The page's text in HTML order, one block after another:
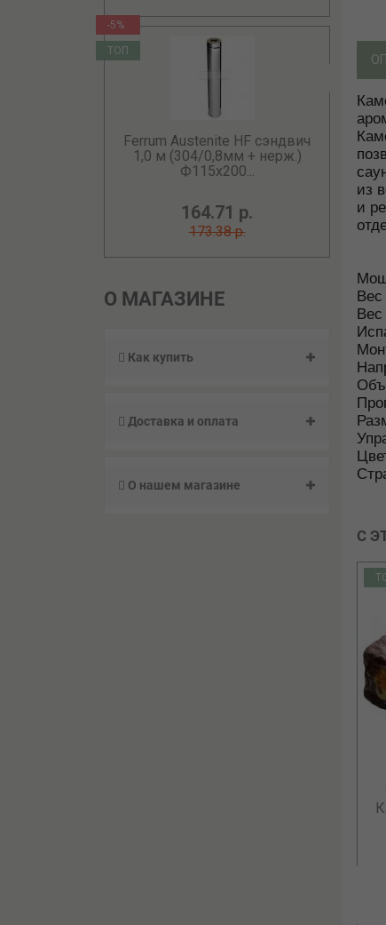
-5%
ТОП
Ferrum Austenite HF сэндвич
1,0 м (304/0,8мм + нерж.)
Ф115х200...
164.71 р.
173.38 р.
О МАГАЗИНЕ
Как купить
Доставка и оплата
О нашем магазине
из
и
Вес
Вес
С